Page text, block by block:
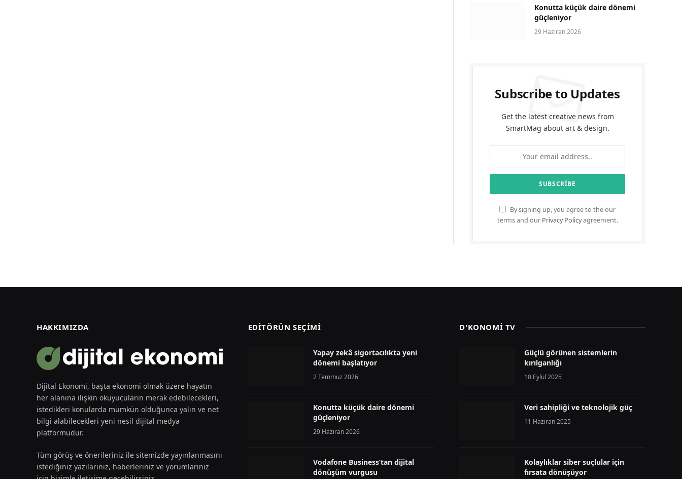
Konutta küçük daire dönemi
güçleniyor
29 Haziran 2026
Subscribe to Updates
Get the latest creative news from
SmartMag about art & design.
By signing up, you agree to the our
terms and our Privacy Policyagreement.
HAKKIMIZDA
Dijital Ekonomi, başta ekonomi olmak üzere hayatın
her alanına ilişkin okuyucuların merak edebilecekleri,
istedikleri konularda mümkün olduğunca yalın ve net
bilgi alabilecekleri yeni nesil dijital medya
platformudur.
Tüm görüş ve önerileriniz ile sitemizde yayınlanmasını
istediğiniz yazılarınız, haberleriniz ve yorumlarınız
EDİTÖRÜN SEÇİMİ
Yapay zekâ sigortacılıkta yeni
dönemi başlatıyor
2 Temmuz 2026
Konutta küçük daire dönemi
güçleniyor
29 Haziran 2026
Vodafone Business’tan dijital
dönüşüm vurgusu
D'KONOMİ TV
Güçlü görünen sistemlerin
kırılganlığı
10 Eylül 2025
Veri sahipliği ve teknolojik güç
11 Haziran 2025
Kolaylıklar siber suçlular için
fırsata dönüşüyor